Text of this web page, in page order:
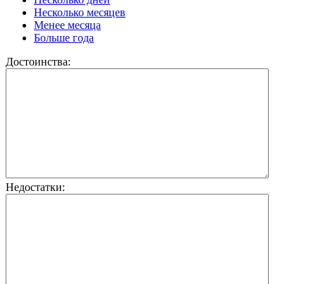
Несколько месяцев
Менее месяца
Больше года
Достоинства:
Недостатки: